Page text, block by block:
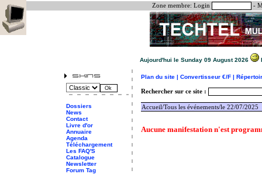
Zone membre: Login -
Aujourd'hui le Sunday 09 August 2026
Dossiers
News
Contact
Livre d'or
Annuaire
Agenda
Téléchargement
Les FAQ'S
Catalogue
Newsletter
Forum Tag
Plan du site | Convertisseur €/F |
Rechercher sur ce site :
Accueil/Tous les événements/le 22/07/2025
Aucune manifestation n'est